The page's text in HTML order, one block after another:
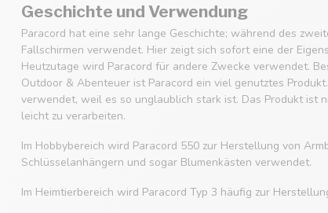
Geschichte und Verwendung
Paracord hat eine sehr lange Geschichte; während des
Fallschirmen verwendet. Hier zeigt sich sofort eine der
Heutzutage wird Paracord für andere Zwecke verwendet.
Outdoor & Abenteuer ist Paracord ein viel genutztes
verwendet, weil es so unglaublich stark ist. Das Produkt ist
leicht zu verarbeiten.
Im Hobbybereich wird Paracord 550 zur Herstellung von
Schlüsselanhängern und sogar Blumenkästen verwendet.
Im Heimtierbereich wird Paracord Typ 3 häufig zur